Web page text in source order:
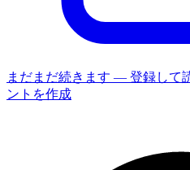
まだまだ続きます — 登録して
ントを作成